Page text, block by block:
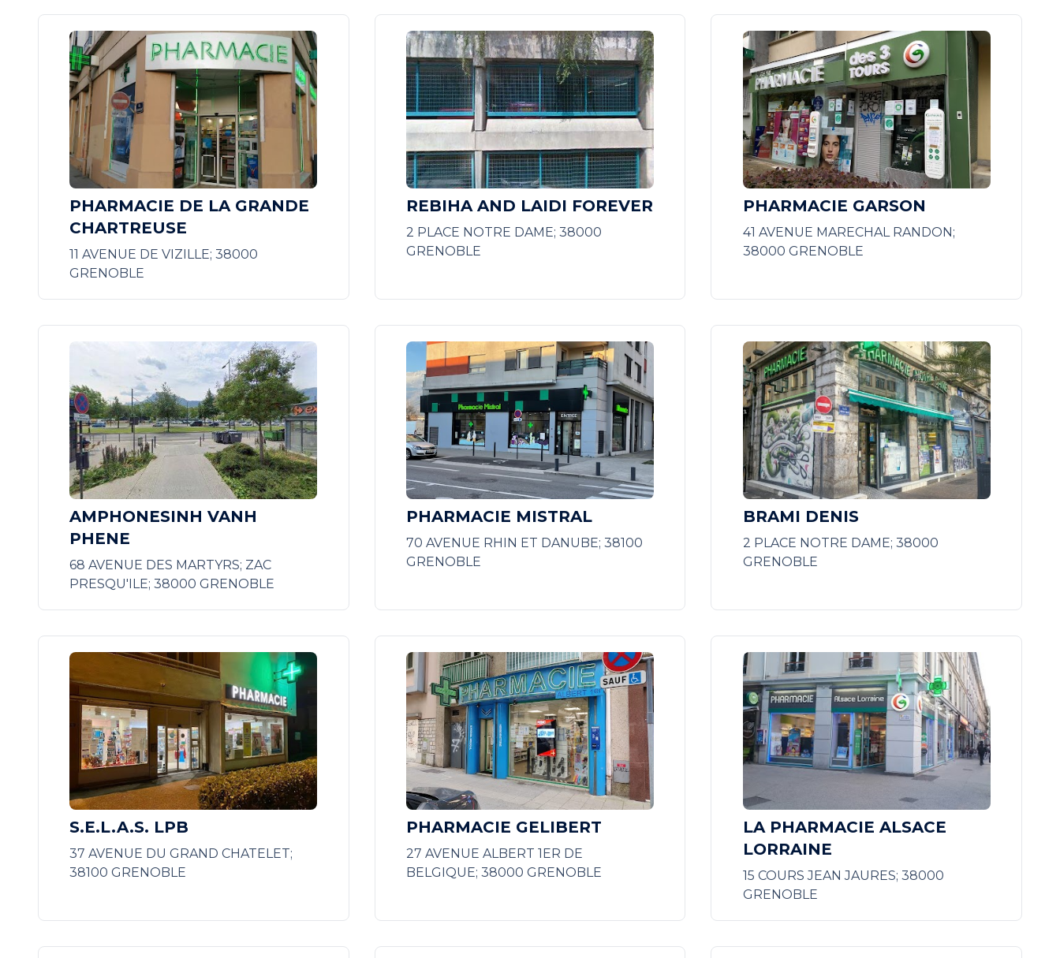
PHARMACIE DE LA GRANDE
CHARTREUSE
11 AVENUE DE VIZILLE; 38000
GRENOBLE
REBIHA AND LAIDI FOREVER
2 PLACE NOTRE DAME; 38000
GRENOBLE
PHARMACIE GARSON
41 AVENUE MARECHAL RANDON;
38000 GRENOBLE
AMPHONESINH VANH
PHENE
68 AVENUE DES MARTYRS; ZAC
PRESQU'ILE; 38000 GRENOBLE
PHARMACIE MISTRAL
70 AVENUE RHIN ET DANUBE; 38100
GRENOBLE
BRAMI DENIS
2 PLACE NOTRE DAME; 38000
GRENOBLE
S.E.L.A.S. LPB
37 AVENUE DU GRAND CHATELET;
38100 GRENOBLE
PHARMACIE GELIBERT
27 AVENUE ALBERT 1ER DE
BELGIQUE; 38000 GRENOBLE
LA PHARMACIE ALSACE
LORRAINE
15 COURS JEAN JAURES; 38000
GRENOBLE